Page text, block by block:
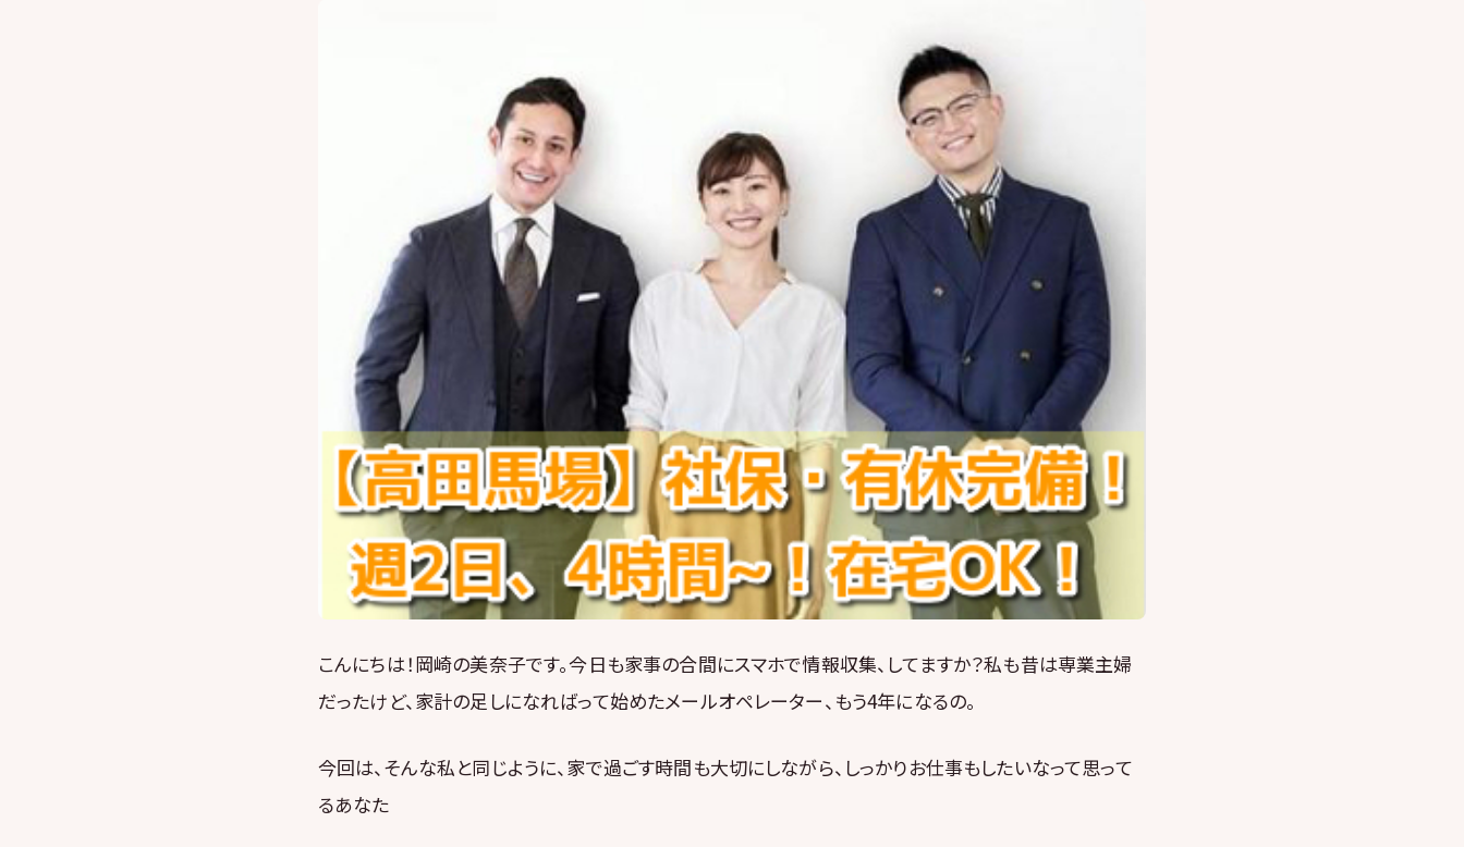
こんにちは！岡崎の美奈子です。今日も家事の合間にスマホで情報収集、してますか？私も昔は専業主婦
だったけど、家計の足しになればって始めたメールオペレーター、もう4年になるの。
今回は、そんな私と同じように、家で過ごす時間も大切にしながら、しっかりお仕事もしたいなって思って
るあなた